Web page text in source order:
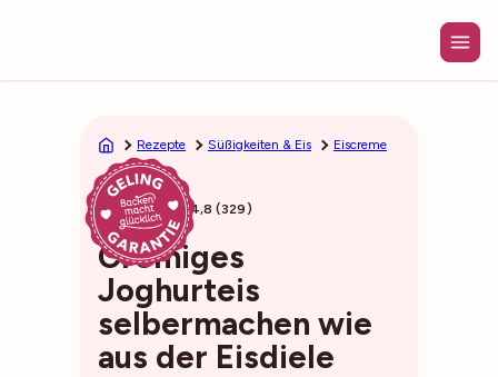
Rezepte Süßigkeiten & Eis Eiscreme
10min 4,8 (329)
Cremiges
Joghurteis
selbermachen wie
aus der Eisdiele